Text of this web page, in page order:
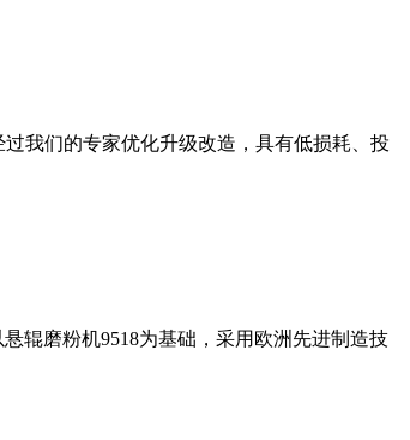
我们的专家优化升级改造，具有低损耗、投
辊磨粉机9518为基础，采用欧洲先进制造技